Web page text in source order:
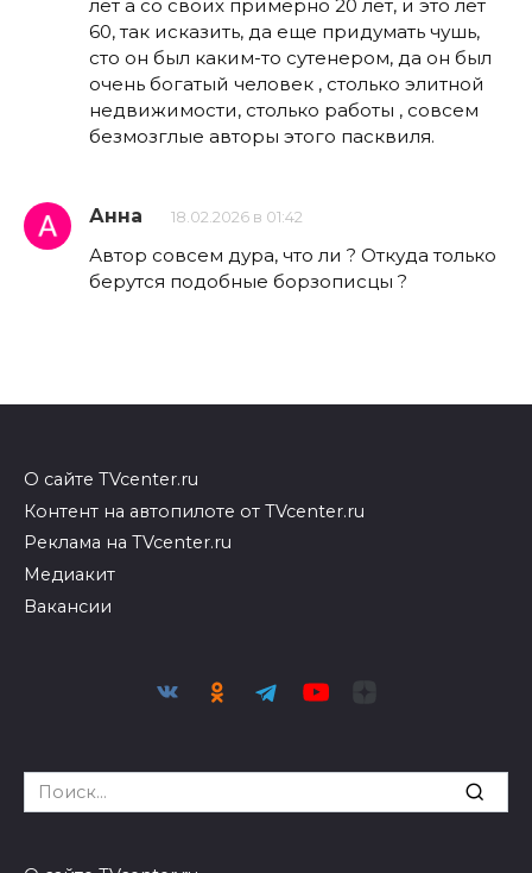
лет а со своих примерно 20 лет, и это лет
60, так исказить, да еще придумать чушь,
сто он был каким-то сутенером, да он был
очень богатый человек , столько элитной
недвижимости, столько работы , совсем
безмозглые авторы этого пасквиля.
Анна 18.02.2026 в 01:42
Автор совсем дура, что ли ? Откуда только
берутся подобные борзописцы ?
О сайте TVcenter.ru
Контент на автопилоте от TVcenter.ru
Реклама на TVcenter.ru
Медиакит
Вакансии
Search
for: